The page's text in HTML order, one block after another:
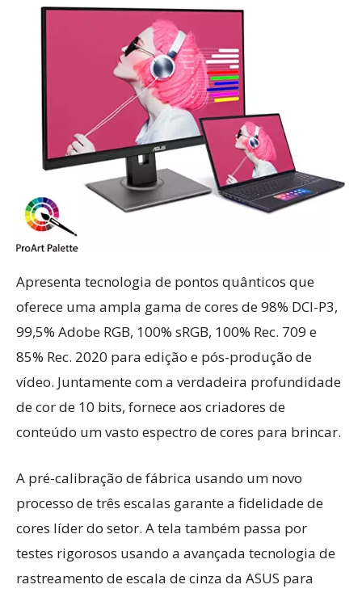
Apresenta tecnologia de pontos quânticos que
oferece uma ampla gama de cores de 98% DCI-P3,
99,5% Adobe RGB, 100% sRGB, 100% Rec. 709 e
85% Rec. 2020 para edição e pós-produção de
vídeo. Juntamente com a verdadeira profundidade
de cor de 10 bits, fornece aos criadores de
conteúdo um vasto espectro de cores para brincar.
A pré-calibração de fábrica usando um novo
processo de três escalas garante a fidelidade de
cores líder do setor. A tela também passa por
testes rigorosos usando a avançada tecnologia de
rastreamento de escala de cinza da ASUS para